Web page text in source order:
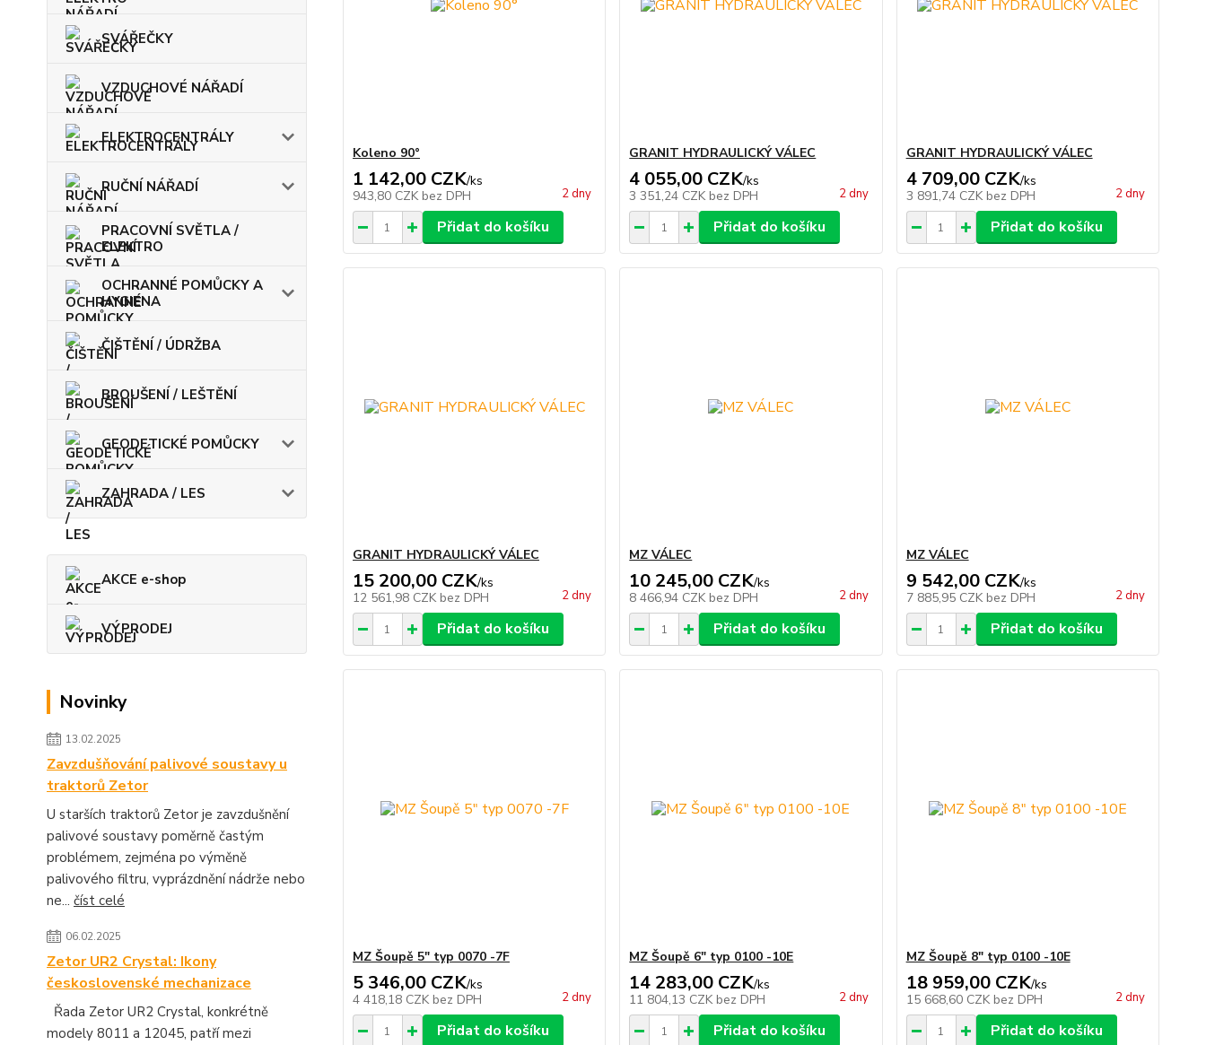
SVÁŘEČKY
VZDUCHOVÉ NÁŘADÍ
ELEKTROCENTRÁLY
RUČNÍ NÁŘADÍ
PRACOVNÍ SVĚTLA /
ELEKTRO
OCHRANNÉ POMŮCKY A
HYGIENA
ČIŠTĚNÍ / ÚDRŽBA
BROUŠENÍ / LEŠTĚNÍ
GEODETICKÉ POMŮCKY
ZAHRADA / LES
AKCE e-shop
VÝPRODEJ
Novinky
13.02.2025
Zavzdušňování palivové soustavy u
traktorů Zetor
U starších traktorů Zetor je zavzdušnění
palivové soustavy poměrně častým
problémem, zejména po výměně
palivového filtru, vyprázdnění nádrže nebo
ne... číst celé
06.02.2025
Zetor UR2 Crystal: Ikony
československé mechanizace
Řada Zetor UR2 Crystal, konkrétně
modely 8011 a 12045, patří mezi
Koleno 90°
1 142,00 CZK/ks
943,80 CZK bez DPH 2 dny
Přidat do košíku
GRANIT HYDRAULICKÝ VÁLEC
4 055,00 CZK/ks
3 351,24 CZK bez DPH 2 dny
Přidat do košíku
GRANIT HYDRAULICKÝ VÁLEC
4 709,00 CZK/ks
3 891,74 CZK bez DPH 2 dny
Přidat do košíku
GRANIT HYDRAULICKÝ VÁLEC
15 200,00 CZK/ks
12 561,98 CZK bez DPH 2 dny
Přidat do košíku
MZ VÁLEC
10 245,00 CZK/ks
8 466,94 CZK bez DPH 2 dny
Přidat do košíku
MZ VÁLEC
9 542,00 CZK/ks
7 885,95 CZK bez DPH 2 dny
Přidat do košíku
MZ Šoupě 5" typ 0070 -7F
5 346,00 CZK/ks
4 418,18 CZK bez DPH 2 dny
Přidat do košíku
MZ Šoupě 6" typ 0100 -10E
14 283,00 CZK/ks
11 804,13 CZK bez DPH 2 dny
Přidat do košíku
MZ Šoupě 8" typ 0100 -10E
18 959,00 CZK/ks
15 668,60 CZK bez DPH 2 dny
Přidat do košíku